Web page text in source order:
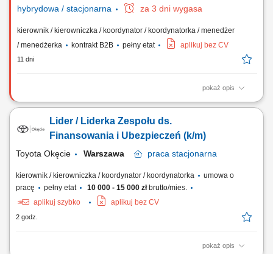
hybrydowa / stacjonarna
za 3 dni wygasa
kierownik / kierowniczka / koordynator / koordynatorka / menedżer
/ menedżerka
kontrakt B2B pełny etat aplikuj bez CV
11 dni
pokaż opis
Prowadzenie procesów rekrutacyjnych Kształtowanie zespołu
podległego zespołu. Wdrażanie nowych Doradców i wsparcie ich w
zakresie sprzedaży ubezpieczeń. Realizacja celów sprzedażowych.
Lider / Liderka Zespołu ds.
Finansowania i Ubezpieczeń (k/m)
Toyota Okęcie Warszawa praca stacjonarna
kierownik / kierowniczka / koordynator / koordynatorka
umowa o
pracę
pełny etat 10 000 - 15 000 złbrutto/mies.
aplikuj szybko
aplikuj bez CV
2 godz.
pokaż opis